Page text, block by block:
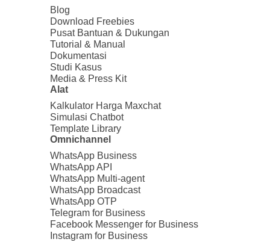
Blog
Download Freebies
Pusat Bantuan & Dukungan
Tutorial & Manual
Dokumentasi
Studi Kasus
Media & Press Kit
Alat
Kalkulator Harga Maxchat
Simulasi Chatbot
Template Library
Omnichannel
WhatsApp Business
WhatsApp API
WhatsApp Multi-agent
WhatsApp Broadcast
WhatsApp OTP
Telegram for Business
Facebook Messenger for Business
Instagram for Business